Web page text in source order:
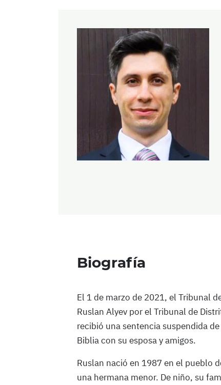
Biografía
El 1 de marzo de 2021, el Tribunal
Ruslan Alyev por el Tribunal de
recibió una sentencia suspendida
Biblia con su esposa y amigos.
Ruslan nació en 1987 en el pueblo
una hermana menor. De niño, su